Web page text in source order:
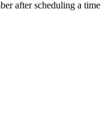
after scheduling a time